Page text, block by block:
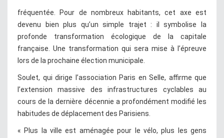
fréquentée. Pour de nombreux habitants, cet axe est
devenu bien plus qu’un simple trajet : il symbolise la
profonde transformation écologique de la capitale
française. Une transformation qui sera mise à l’épreuve
lors de la prochaine élection municipale.
Soulet, qui dirige l’association Paris en Selle, affirme que
l’extension massive des infrastructures cyclables au
cours de la dernière décennie a profondément modifié les
habitudes de déplacement des Parisiens.
« Plus la ville est aménagée pour le vélo, plus les gens